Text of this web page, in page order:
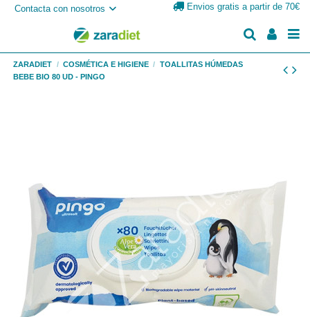
Contacta con nosotros Envios gratis a partir de 70€
ZARADIET COSMÉTICA E HIGIENE
TOALLITAS HÚMEDAS
BEBE BIO 80 UD - PINGO